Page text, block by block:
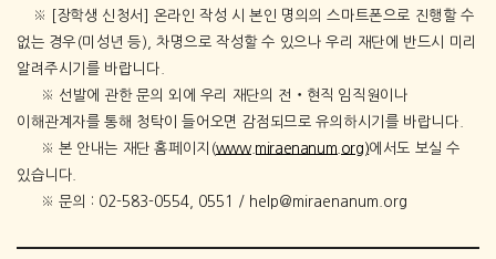
※ [장학생 신청서 ] 온라인 작성 시 본인 명의의 스마트폰으로 진행할 수
없는 경우 (미성년 등), 차명으로 작성할 수 있으나 우리 재단에 반드시 미리
알려주시기를 바랍니다
선발에 관한 문의 외에 우리 재단의 전 ‧ 현직 임직원이나
이해관계자를 통해 청탁이 들어오면 감점되므로 유의하시기를 바랍니다
본 안내는 재단 홈페이지 (www.miraenanum.org)에서도 보실 수
있습니다
문의 : 02-583-0554, 0551 / help@miraenanum.org